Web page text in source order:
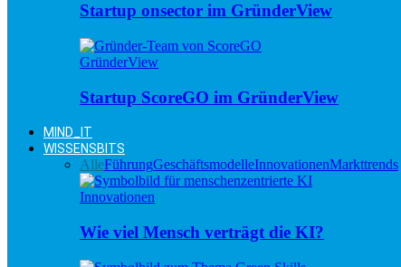
Startup onsector im GründerView
GründerView
Startup ScoreGO im GründerView
MIND_IT
WISSENSBITS
AlleFührungGeschäftsmodelleInnovationenMarkttrends
Innovationen
Wie viel Mensch verträgt die KI?